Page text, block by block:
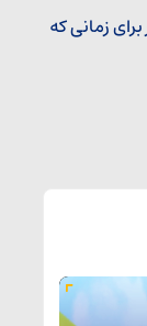
زمانی که